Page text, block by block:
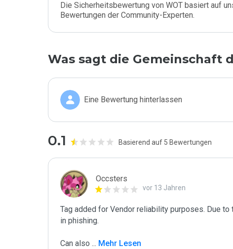
Die Sicherheitsbewertung von WOT basiert auf
Bewertungen der Community-Experten.
Was sagt die Gemeinschaft
Eine Bewertung hinterlassen
0.1 Basierend auf 5 Bewertungen
Occsters
vor 13 Jahren
Tag added for Vendor reliability purposes. Due
in phishing.
Can also ... Mehr Lesen